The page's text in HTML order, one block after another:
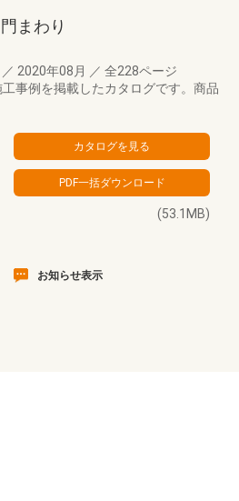
まわり
／ 2020年08月 ／ 全228ページ
事例を掲載したカタログです。商品
(53.1MB)
お知らせ表示